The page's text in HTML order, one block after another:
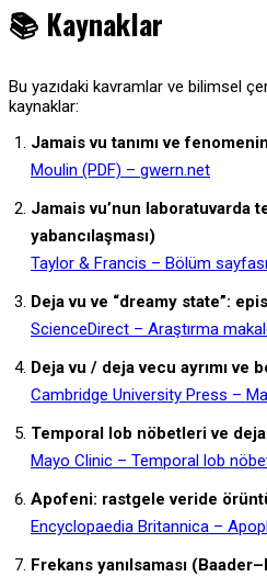
📚 Kaynaklar
Bu yazıdaki kavramlar ve bilimsel
kaynaklar:
Jamais vu tanımı ve
Moulin (PDF) – gwern.net
Jamais vu’nun laboratuvarda
yabancılaşması)
Taylor & Francis – Bölüm sayfası
Deja vu ve “dreamy state”:
ScienceDirect – Araştırma
Deja vu / deja vecu ayrımı ve
Cambridge University Press –
Temporal lob nöbetleri ve
Mayo Clinic – Temporal lob
Apofeni: rastgele veride
Encyclopaedia Britannica –
Frekans yanılsaması